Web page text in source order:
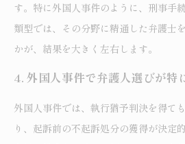
す。特に外国人事件のように、刑事手
類型では、その分野に精通した弁護士
かが、結果を大きく左右します。
4. 外国人事件で弁護人選びが特
外国人事件では、執行猶予判決を得て
り、起訴前の不起訴処分の獲得が決定